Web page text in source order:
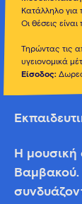
Κατάλληλο για
Οι θέσεις είναι
Τηρώντας τις
υγειονομικά
Είσοδος:
Η